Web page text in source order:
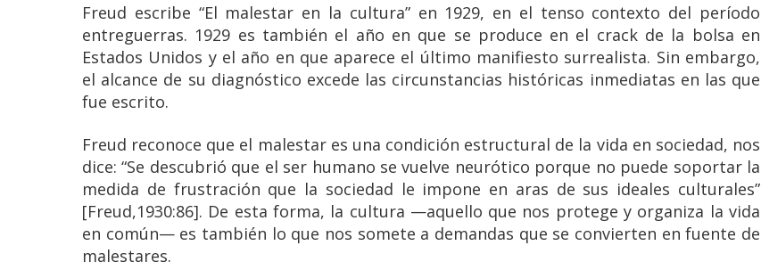
Freud escribe “El malestar en la cultura” en 1929, en el tenso contexto del período
entreguerras. 1929 es también el año en que se produce en el crack de la bolsa en
Estados Unidos y el año en que aparece el último manifiesto surrealista. Sin embargo,
el alcance de su diagnóstico excede las circunstancias históricas inmediatas en las que
fue escrito.
Freud reconoce que el malestar es una condición estructural de la vida en sociedad, nos
dice: “Se descubrió que el ser humano se vuelve neurótico porque no puede soportar la
medida de frustración que la sociedad le impone en aras de sus ideales culturales”
[Freud,1930:86]. De esta forma, la cultura —aquello que nos protege y organiza la vida
en común— es también lo que nos somete a demandas que se convierten en fuente de
malestares.